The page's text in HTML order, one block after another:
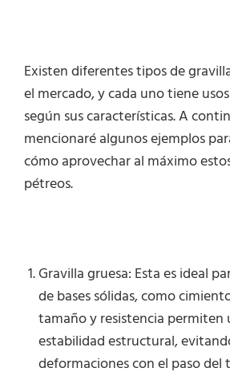
Existen diferentes tipos de
el mercado, y cada uno tiene
según sus características. A
mencionaré algunos ejemplos
cómo aprovechar al máximo
pétreos.
Gravilla gruesa: Esta es ideal
de bases sólidas, como
tamaño y resistencia permiten
estabilidad estructural,
deformaciones con el paso del